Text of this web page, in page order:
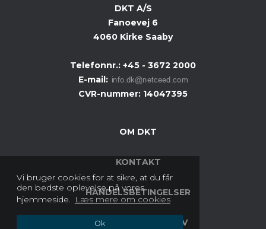
Vi bruger cookies for at sikre, at du får
den bedste oplevelse på vores
hjemmeside. Læs mere om cookies
Ok
DKT A/S
Fanoevej 6
4060 Kirke Saaby
Telefonnr.: +45 - 3672 2000
E-mail:
CVR-nummer: 14047395
OM DKT
KONTAKT
HANDELSBETINGELSER
COOKIES & PRIVATLIV